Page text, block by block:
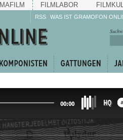
MAFILM FILMLABOR
RSS WAS IST GRAMOFON
00:00 HQ